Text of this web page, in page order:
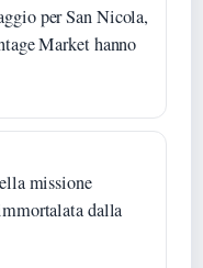
per San Nicola,
Market hanno
missione
dalla